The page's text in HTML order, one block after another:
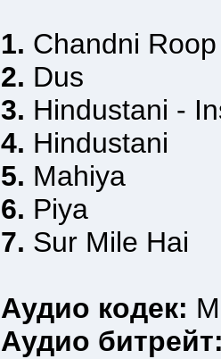
1. Chandni
2. Dus
3. Hindustani -
4. Hindustani
5. Mahiya
6. Piya
7. Sur Mile Hai
Аудио кодек:
Аудио